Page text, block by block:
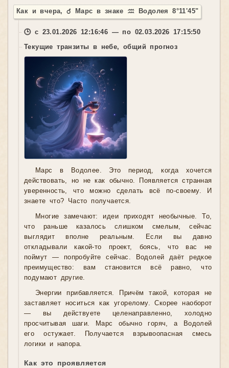
Как и вчера, ♂ Марс в знаке ♒ Водолея 8°11'45"
🕒 с 23.01.2026 12:16:46 — по 02.03.2026 17:15:50
Текущие транзиты в небе, общий прогноз
Марс в Водолее. Это период, когда хочется
действовать, но не как обычно. Появляется странная
уверенность, что можно сделать всё по-своему. И
знаете что? Часто получается.
Многие замечают: идеи приходят необычные. То,
что раньше казалось слишком смелым, сейчас
выглядит вполне реальным. Если вы давно
откладывали какой-то проект, боясь, что вас не
поймут — попробуйте сейчас. Водолей даёт редкое
преимущество: вам становится всё равно, что
подумают другие.
Энергии прибавляется. Причём такой, которая не
заставляет носиться как угорелому. Скорее наоборот
— вы действуете целенаправленно, холодно
просчитывая шаги. Марс обычно горяч, а Водолей
его остужает. Получается взрывоопасная смесь
логики и напора.
Как это проявляется